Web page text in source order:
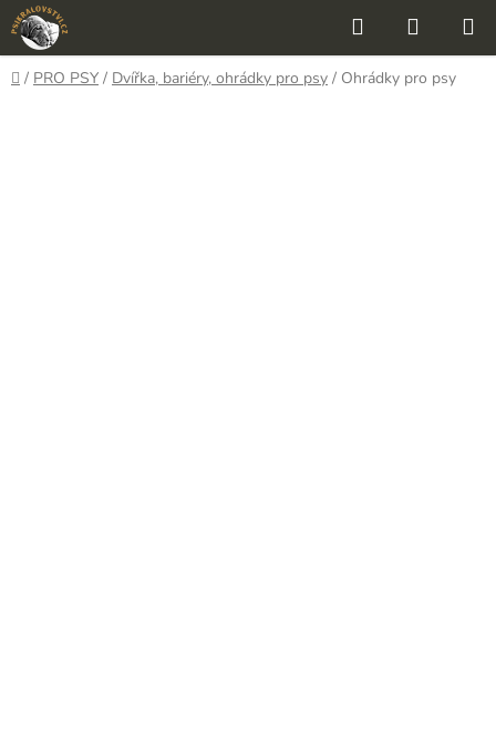
Přejít
na
obsah
Hledat
KOŠÍK
Domů
/ PRO PSY / Dvířka, bariéry, ohrádky pro psy / Ohrádky pro psy